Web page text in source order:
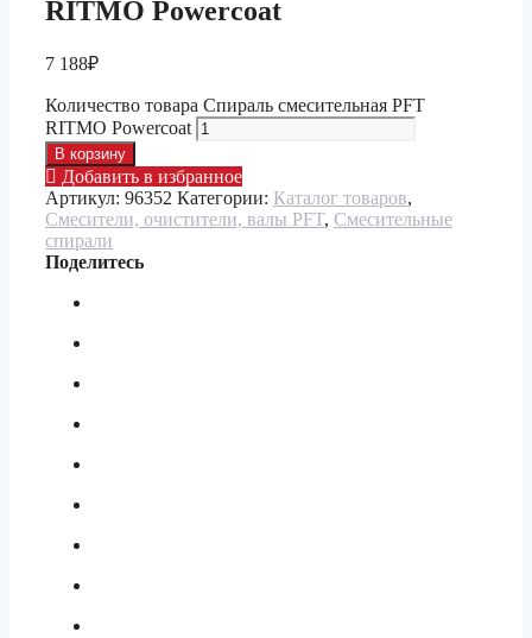
RITMO Powercoat
7 188₽
Количество товара Спираль смесительная PFT
RITMO Powercoat
В корзину
Добавить в избранное
Артикул: 96352 Категории: Каталог товаров,
Смесители, очистители, валы PFT, Смесительные
спирали
Поделитесь